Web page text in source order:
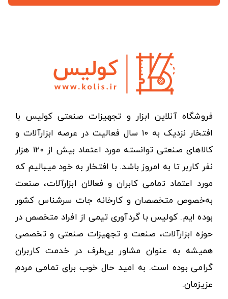
فروشگاه آنلاین ابزار و تجهیزات صنعتی کولیس با
افتخار نزدیک به ۱۰ سال فعالیت در عرصه ابزارآلات و
کالاهای صنعتی توانسته مورد اعتماد بیش از ۱۲۰ هزار
نفر کاربر تا به امروز باشد. با افتخار به خود میبالیم که
مورد اعتماد تمامی کابران و فعالان ابزارآلات، صنعت
به‌خصوص متخصصان و کارخانه جات سرشناس کشور
بوده ایم. کولیس با گردآوری تیمی از افراد متخصص در
حوزه ابزارآلات، صنعت و تجهیزات صنعتی و تخصصی
همیشه به عنوان مشاور بی‌طرف در خدمت کاربران
گرامی بوده است. به امید حال خوب برای تمامی مردم
عزیزمان.